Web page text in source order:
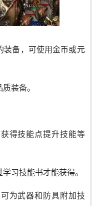
装备，可使用金币或元
装备。
得技能点提升技能等
习技能书才能获得。
为武器和防具附加技